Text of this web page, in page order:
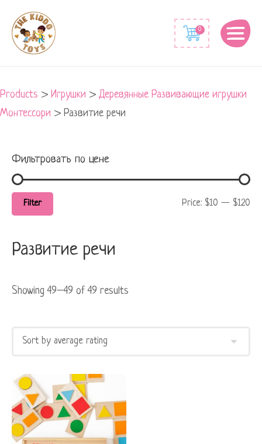
0
Products > Игрушки > Деревянные Развивающие игрушки
Монтессори > Развитие речи
Фильтровать по цене
price
price
Filter Price: $10 — $120
Развитие речи
Showing 49–49 of 49 results